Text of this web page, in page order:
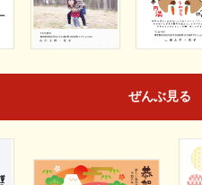
ぜんぶ見る